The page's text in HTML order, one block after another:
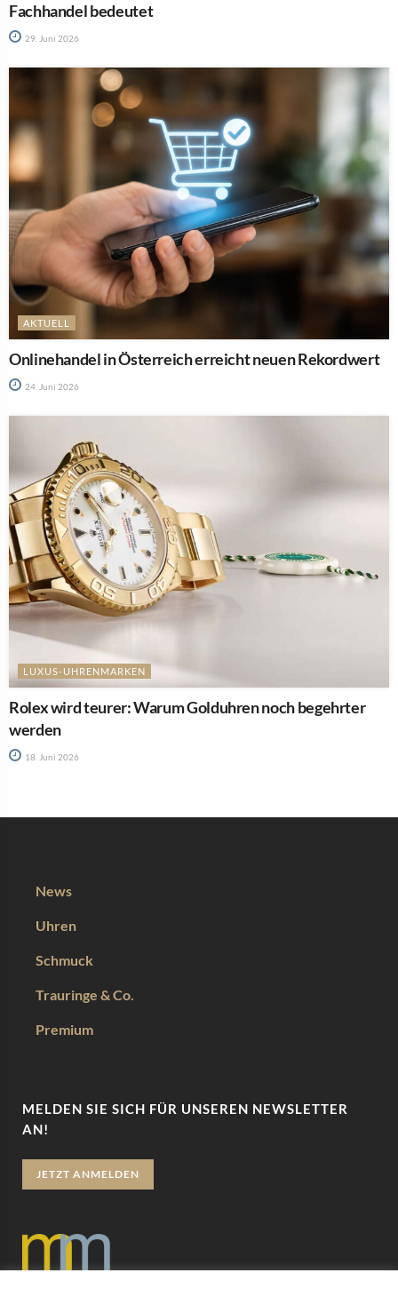
Fachhandel bedeutet
29. Juni 2026
AKTUELL
Onlinehandel in Österreich erreicht neuen Rekordwert
24. Juni 2026
LUXUS-UHRENMARKEN
Rolex wird teurer: Warum Golduhren noch begehrter
werden
18. Juni 2026
News
Uhren
Schmuck
Trauringe & Co.
Premium
MELDEN SIE SICH FÜR UNSEREN NEWSLETTER
AN!
JETZT ANMELDEN